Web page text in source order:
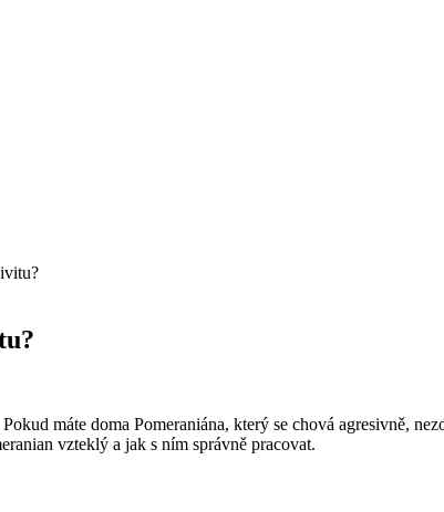
máte doma ​Pomeraniána, který se chová agresivně,
vzteklý a jak s ním ‌správně pracovat.